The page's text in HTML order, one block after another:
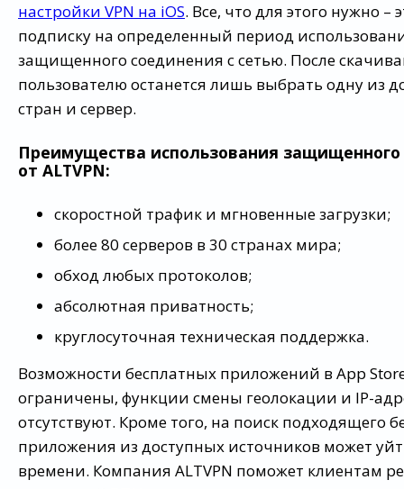
настройки VPN на iOS. Все, что для этого нужно –
подписку на определенный период
защищенного соединения с сетью. После
пользователю останется лишь выбрать одну из
стран и сервер.
Преимущества использования
от ALTVPN:
скоростной трафик и мгновенные загрузки;
более 80 серверов в 30 странах мира;
обход любых протоколов;
абсолютная приватность;
круглосуточная техническая поддержка.
Возможности бесплатных приложений в App
ограничены, функции смены геолокации и IP-
отсутствуют. Кроме того, на поиск подходящего
приложения из доступных источников может
времени. Компания ALTVPN поможет клиентам